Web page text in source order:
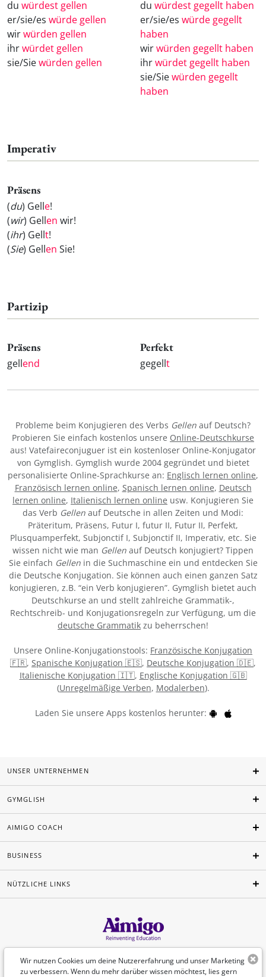
du würdest gellen
er/sie/es würde gellen
wirwürden gellen
ihrwürdet gellen
sie/Siewürden gellen
du würdest gegellt haben
er/sie/es würde gegellt
haben
wirwürden gegellt haben
ihrwürdet gegellt haben
sie/Siewürden gegellt
haben
Imperativ
Präsens
(du) Gelle!
(wir) Gellen wir!
(ihr) Gellt!
(Sie) Gellen Sie!
Partizip
Präsens
gellend
Perfekt
gegellt
Probleme beim Konjugieren des Verbs Gellen auf Deutsch?
Probieren Sie einfach kostenlos unsere Online-Deutschkurse
aus! Vatefaireconjuguer ist ein kostenloser Online-Konjugator
von Gymglish. Gymglish wurde 2004 gegründet und bietet
personalisierte Online-Sprachkurse an: Englisch lernen online,
Französisch lernen online, Spanisch lernen online, Deutsch
lernen online, Italienisch lernen online usw. Konjugieren Sie
das Verb Gellen auf Deutsche in allen Zeiten und Modi:
Präteritum, Präsens, Futur I, futur II, Futur II, Perfekt,
Plusquamperfekt, Subjonctif I, Subjonctif II, Imperativ, etc. Sie
wissen nicht wie man Gellen auf Deutsch konjugiert? Tippen
Sie einfach Gellenin die Suchmaschine ein und entdecken Sie
die Deutsche Konjugation. Sie können auch einen ganzen Satz
konjugieren, z.B. “ein Verb konjugieren”. Gymglish bietet auch
Deutschkurse an und stellt zahlreiche Grammatik-,
Rechtschreib- und Konjugationsregeln zur Verfügung, um die
deutsche Grammatik zu beherrschen!
Unsere Online-Konjugationstools: Französische Konjugation
🇫🇷, Spanische Konjugation 🇪🇸, Deutsche Konjugation 🇩🇪,
Italienische Konjugation 🇮🇹, Englische Konjugation 🇬🇧
(Unregelmäßige Verben, Modalerben).
Laden Sie unsere Apps kostenlos herunter:
Wir nutzen Cookies um deine Nutzererfahrung und unser Marketing
zu verbessern. Wenn du mehr darüber wissen möchtest, lies gern
UNSER UNTERNEHMEN
GYMGLISH
AIMIGO COACH
BUSINESS
NÜTZLICHE LINKS
Deutsch